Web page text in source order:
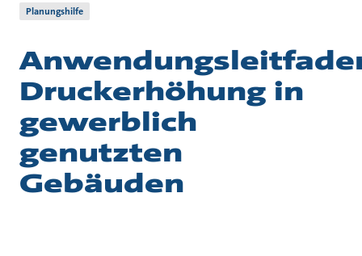
Planungshilfe
Druckerhöhung in
gewerblich
genutzten
Gebäuden